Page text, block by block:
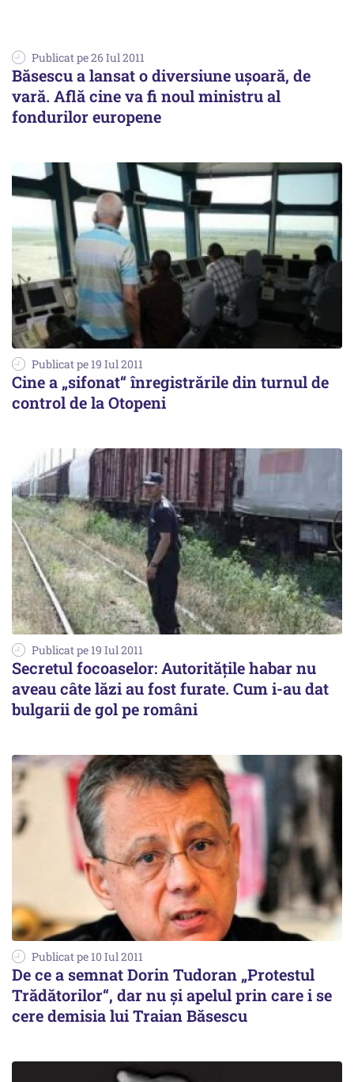
Publicat pe 26 Iul 2011
Băsescu a lansat o diversiune ușoară, de
vară. Află cine va fi noul ministru al
fondurilor europene
Publicat pe 19 Iul 2011
Cine a „sifonat“ înregistrările din turnul de
control de la Otopeni
Publicat pe 19 Iul 2011
Secretul focoaselor: Autorităţile habar nu
aveau câte lăzi au fost furate. Cum i-au dat
bulgarii de gol pe români
Publicat pe 10 Iul 2011
De ce a semnat Dorin Tudoran „Protestul
Trădătorilor“, dar nu şi apelul prin care i se
cere demisia lui Traian Băsescu